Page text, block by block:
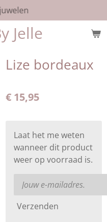
Jelle
Lize bordeaux
€ 15,95
Laat het me weten
wanneer dit product
weer op voorraad is.
Verzenden